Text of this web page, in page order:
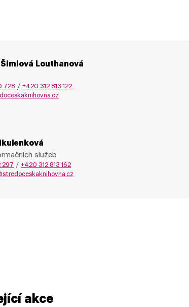
Louthanová
728 / +420 312 813 122
služeb
297 / +420 312 813 162
akce